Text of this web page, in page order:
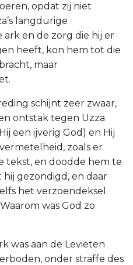
opdat zij niet
langdurige
en de zorg die hij er
heeft, kon hem tot die
maar
schijnt zeer zwaar,
ontstak tegen Uzza
een ijverig God) en Hij
zoals er
tekst, en doodde hem te
hij gezondigd, en daar
het verzoendeksel
was God zo
was aan de Levieten
onder straffe des